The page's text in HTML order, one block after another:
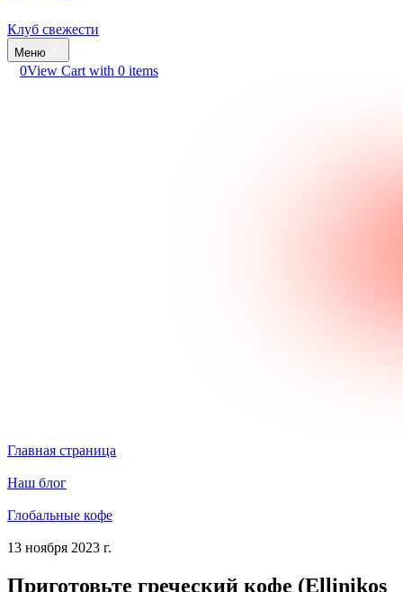
Клуб свежести
Меню
0View Cart with 0 items
Главная страница
Наш блог
Глобальные кофе
13 ноября 2023 г.
Приготовьте греческий кофе (Ellinikos